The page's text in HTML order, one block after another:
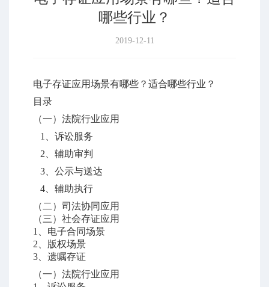
哪些行业？
2019-12-11
电子存证应用场景有哪些？适合哪些行业？
目录
（一）法院行业应用
1
、诉讼服务
2 、辅助审判
3 、公示与送达
4 、辅助执行
（二）司法协同应用
（三）社会存证应用
1、电子合同场景
2、版权场景
3、遗嘱存证
（一） 法院行业应用